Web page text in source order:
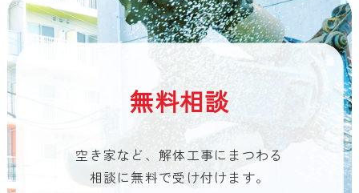
無料相談
空き家など、解体工事にまつわる
相談に無料で受け付けます。